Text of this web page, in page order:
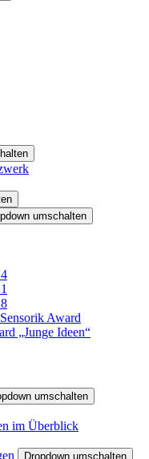
umschalten
Award
„Junge Ideen“
umschalten
im Überblick
Dropdown umschalten